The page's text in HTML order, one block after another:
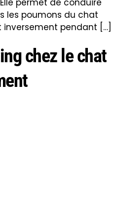
les poumons du chat
inversement pendant […]
chez le chat